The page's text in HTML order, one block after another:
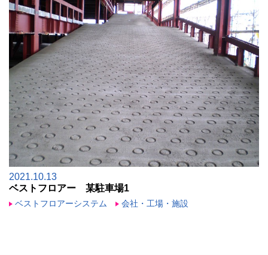
2021.10.13
ベストフロアー 某駐車場1
ベストフロアーシステム 会社・工場・施設